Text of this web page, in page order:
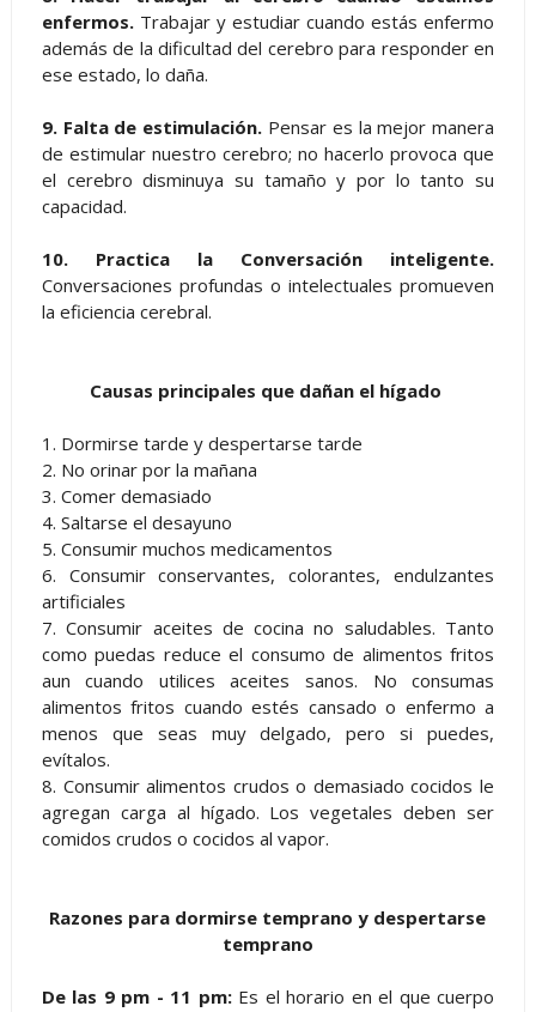
enfermos.Trabajar y estudiar cuando estás enfermo
además de la dificultad del cerebro para responder en
ese estado, lo daña.
9. Falta de estimulación. Pensar es la mejor manera
de estimular nuestro cerebro; no hacerlo provoca que
el cerebro disminuya su tamaño y por lo tanto su
capacidad.
10. Practica la Conversación inteligente.
Conversaciones profundas o intelectuales promueven
la eficiencia cerebral.
Causas principales que dañan el hígado
1. Dormirse tarde y despertarse tarde
2. No orinar por la mañana
3. Comer demasiado
4. Saltarse el desayuno
5. Consumir muchos medicamentos
6. Consumir conservantes, colorantes, endulzantes
artificiales
7. Consumir aceites de cocina no saludables. Tanto
como puedas reduce el consumo de alimentos fritos
aun cuando utilices aceites sanos. No consumas
alimentos fritos cuando estés cansado o enfermo a
menos que seas muy delgado, pero si puedes,
evítalos.
8. Consumir alimentos crudos o demasiado cocidos le
agregan carga al hígado. Los vegetales deben ser
comidos crudos o cocidos al vapor.
Razones para dormirse temprano y despertarse
temprano
De las 9 pm - 11 pm:Es el horario en el que cuerpo